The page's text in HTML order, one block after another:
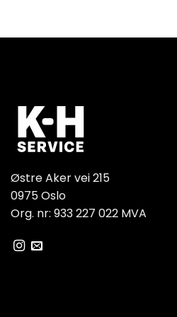
Østre Aker vei 215
0975 Oslo
Org. nr: 933 227 022 MVA